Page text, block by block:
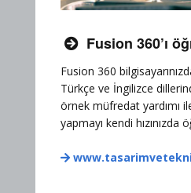
 Fusion 360’ı
Fusion 360
Türkçe ve İngilizce
örnek müfredat yardımı
yapmayı kendi hızınızda
